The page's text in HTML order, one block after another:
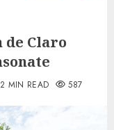
de Claro
2 MIN READ 587